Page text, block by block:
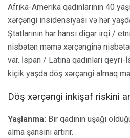
Afrika-Amerika qadınlarının 40
xərçəngi insidensiyası və hər
Ştatlarının hər hansı digər irqi /
nisbətən məmə xərçənginə
var. İspan / Latina qadınları qeyri-
kiçik yaşda döş xərçəngi almaq
Döş xərçəngi inkişaf riskini
Yaşlanma: Bir qadının uşağı
alma şansını artırır.